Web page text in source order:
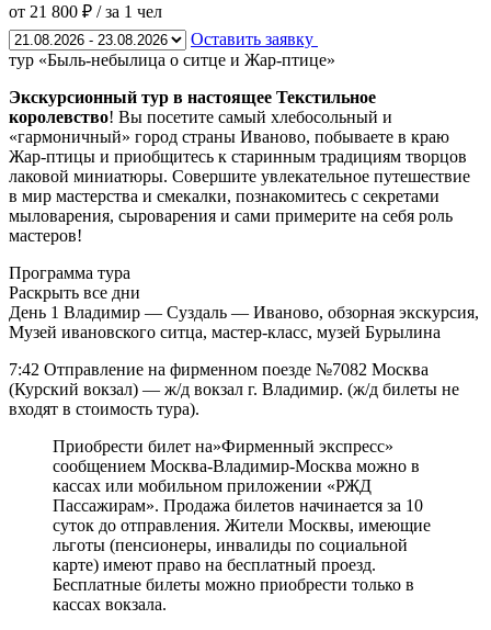
от 21 800 ₽ / за 1 чел
Оставить заявку
тур «Быль-небылица о ситце и Жар-птице»
Экскурсионный тур в настоящее Текстильное
королевство! Вы посетите самый хлебосольный и
«гармоничный» город страны Иваново, побываете в краю
Жар-птицы и приобщитесь к старинным традициям творцов
лаковой миниатюры. Совершите увлекательное путешествие
в мир мастерства и смекалки, познакомитесь с секретами
мыловарения, сыроварения и сами примерите на себя роль
мастеров!
Программа тура
Раскрыть все дни
День 1 Владимир — Суздаль — Иваново, обзорная экскурсия,
Музей ивановского ситца, мастер-класс, музей Бурылина
7:42 Отправление на фирменном поезде №7082 Москва
(Курский вокзал) — ж/д вокзал г. Владимир. (ж/д билеты не
входят в стоимость тура).
Приобрести билет на»Фирменный экспресс»
сообщением Москва-Владимир-Москва можно в
кассах или мобильном приложении «РЖД
Пассажирам». Продажа билетов начинается за 10
суток до отправления. Жители Москвы, имеющие
льготы (пенсионеры, инвалиды по социальной
карте) имеют право на бесплатный проезд.
Бесплатные билеты можно приобрести только в
кассах вокзала.